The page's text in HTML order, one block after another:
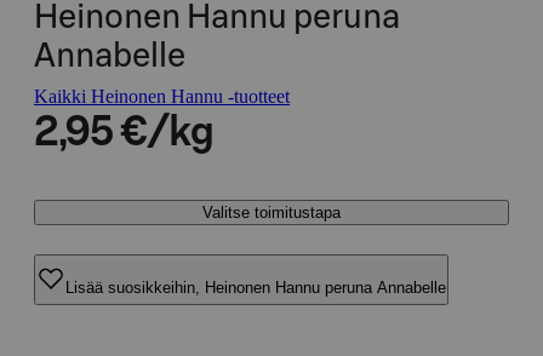
Heinonen Hannu peruna
Annabelle
Kaikki Heinonen Hannu -tuotteet
2,95 €/kg
Valitse toimitustapa
Lisää suosikkeihin, Heinonen Hannu peruna Annabelle